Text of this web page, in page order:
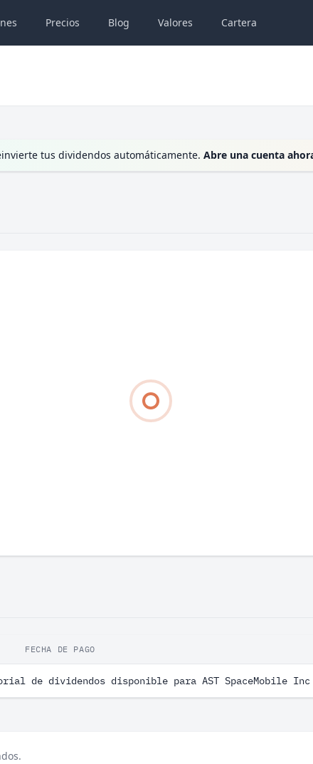
Precios Blog Valores Cartera
tus dividendos automáticamente. Abre una cuenta
FECHA DE PAGO
de dividendos disponible para AST SpaceMobile